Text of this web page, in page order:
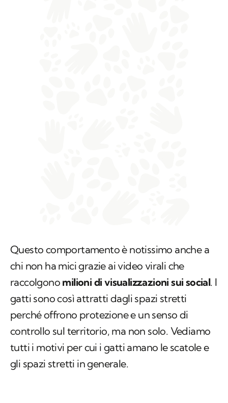
Questo comportamento è notissimo anche a
chi non ha mici grazie ai video virali che
raccolgono milioni di visualizzazioni sui social. I
gatti sono così attratti dagli spazi stretti
perché offrono protezione e un senso di
controllo sul territorio, ma non solo. Vediamo
tutti i motivi per cui i gatti amano le scatole e
gli spazi stretti in generale.